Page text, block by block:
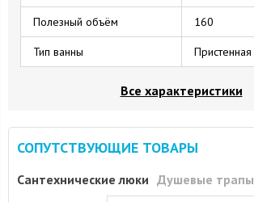
Полезный объём 160
Тип ванны Пристенная
Все характеристики
СОПУТСТВУЮЩИЕ ТОВАРЫ
Сантехнические люки Душевые трапы